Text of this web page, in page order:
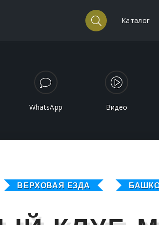
Каталог
WhatsApp Видео
ВЕРХОВАЯ ЕЗДА